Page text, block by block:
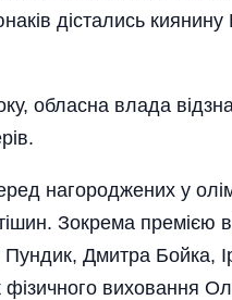
дістались
обласна влада
наго­ро­джених у
Зокрема премією
Дмитра Бойка,
виховання